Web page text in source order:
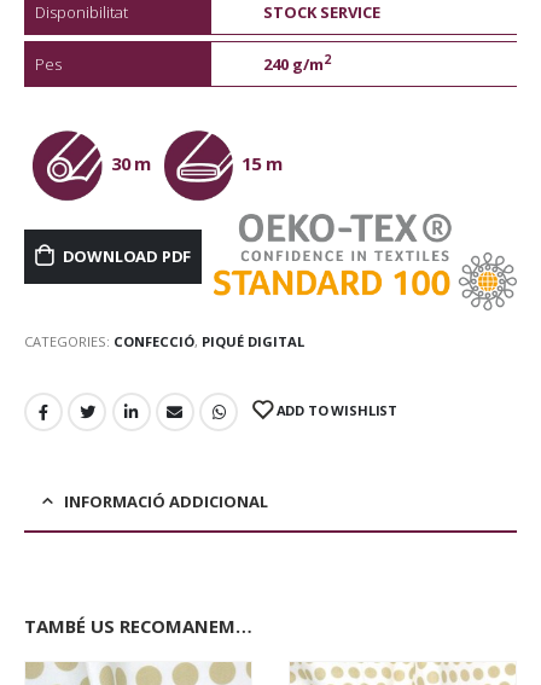
Disponibilitat STOCK SERVICE
Pes 240 g/m2
30 m 15 m
DOWNLOAD PDF
CATEGORIES: CONFECCIÓ, PIQUÉ DIGITAL
ADD TO WISHLIST
INFORMACIÓ ADDICIONAL
TAMBÉ US RECOMANEM…